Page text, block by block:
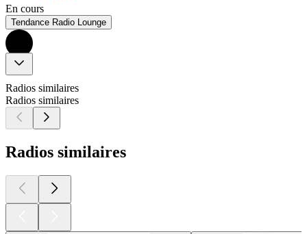
En cours
Tendance Radio Lounge
Radios similaires
Radios similaires
Radios similaires